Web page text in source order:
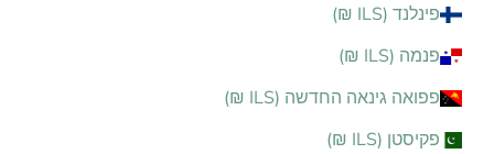
פינלנד (ILS ₪)
פנמה (ILS ₪)
פפואה גינאה החדשה (ILS ₪)
פקיסטן (ILS ₪)